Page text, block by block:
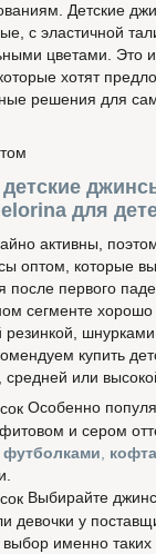
Детские
с эластичной
цветами. Это
хотят
решения для
детские
для
активны,
оптом, которые
после первого
сегменте
резинкой,
купить
средней или
Особенно
и сером
футболками
Выбирайте
девочки у
именно таких